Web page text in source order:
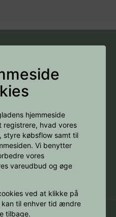
hjemmeside
registrere, hvad vores
styre købsflow samt til
Vi benytter
vores
vareudbud og øge
ved at klikke på
kan til enhver tid ændre
tilbage.